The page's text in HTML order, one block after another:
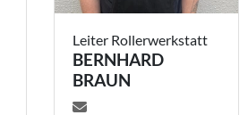
Leiter Rollerwerkstatt
BERNHARD
BRAUN